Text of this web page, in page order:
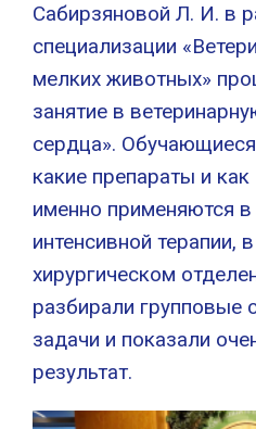
Сабирзяновой Л. И. в
специализации
мелких животных»
занятие в
сердца».
какие препараты и как
именно применяются в
интенсивной терапии,
хирургическом
разбирали групповые
задачи и показали
результат.